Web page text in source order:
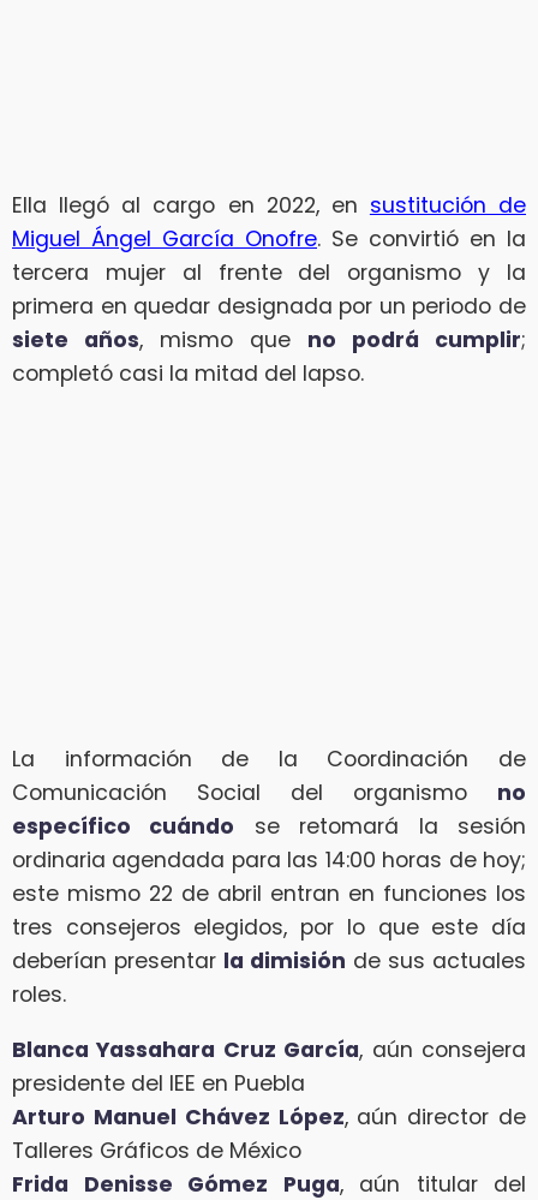
Ella llegó al cargo en 2022, en sustitución de
Miguel Ángel García Onofre. Se convirtió en la
tercera mujer al frente del organismo y la
primera en quedar designada por un periodo de
siete años, mismo que no podrá cumplir;
completó casi la mitad del lapso.
La información de la Coordinación de
Comunicación Social del organismo no
específico cuándo se retomará la sesión
ordinaria agendada para las 14:00 horas de hoy;
este mismo 22 de abril entran en funciones los
tres consejeros elegidos, por lo que este día
deberían presentar la dimisión de sus actuales
roles.
Blanca Yassahara Cruz García, aún consejera
presidente del IEE en Puebla
Arturo Manuel Chávez López, aún director de
Talleres Gráficos de México
Frida Denisse Gómez Puga, aún titular del